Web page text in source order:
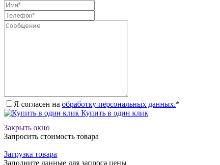
Я согласен на обработку персональных данных.*
Купить в один клик
Закрыть окно
Запросить стоимость товара
Загрузка товара
Заполните данные для запроса цены